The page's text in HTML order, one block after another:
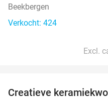
Beekbergen
Verkocht: 424
Excl.
Creatieve